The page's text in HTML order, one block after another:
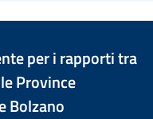
per i rapporti tra
Province
Bolzano